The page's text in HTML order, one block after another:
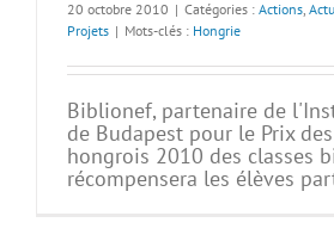
20 octobre 2010 | Catégories : Actions
Projets | Mots-clés : Hongrie
Biblionef, partenaire de
de Budapest pour le Prix
hongrois 2010 des classes
récompensera les élèves